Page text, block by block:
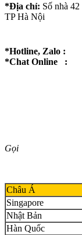
*Địa chỉ: Số nhà
TP Hà Nội
*Hotline, Zalo :
*Chat Online :
Gọi
Châu Á
Singapore
Nhật Bản
Hàn Quốc